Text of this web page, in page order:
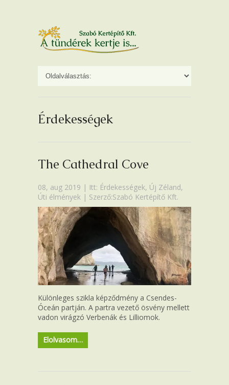
Érdekességek
The Cathedral Cove
08, aug 2019 | Itt: Érdekességek, Új Zéland,
Úti élmények | Szerző:Szabó Kertépítő Kft.
Különleges szikla képződmény a Csendes-
Óceán partján. A partra vezető ösvény mellett
vadon virágzó Verbenák és Lilliomok.
Elolvasom…